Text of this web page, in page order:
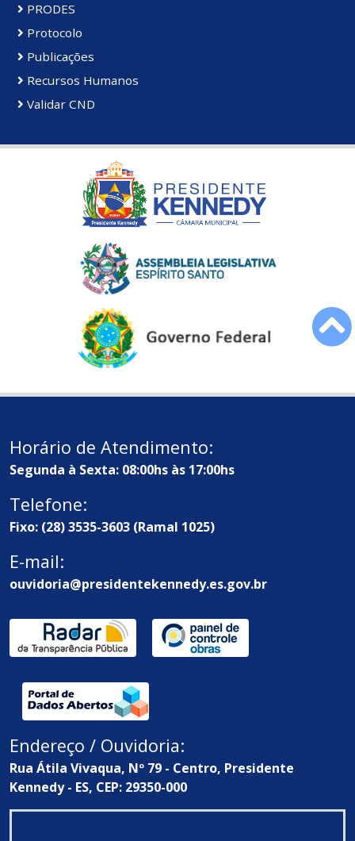
PRODES
Protocolo
Publicações
Recursos Humanos
Validar CND
Horário de Atendimento:
Segunda à Sexta: 08:00hs às 17:00hs
Telefone:
Fixo: (28) 3535-3603 (Ramal 1025)
E-mail:
ouvidoria@presidentekennedy.es.gov.br
Endereço / Ouvidoria:
Rua Átila Vivaqua, Nº 79 - Centro, Presidente
Kennedy - ES, CEP: 29350-000